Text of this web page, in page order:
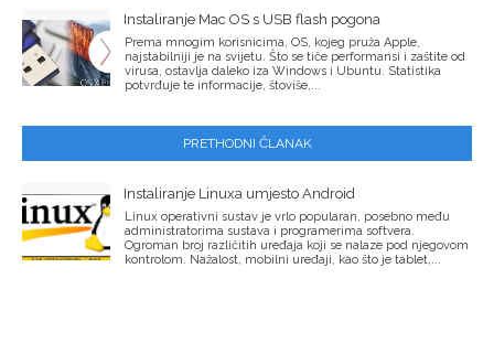
Instaliranje Mac OS s USB flash pogona
Prema mnogim korisnicima, OS, kojeg pruža Apple,
najstabilniji je na svijetu. Što se tiče performansi i zaštite od
virusa, ostavlja daleko iza Windows i Ubuntu. Statistika
potvrđuje te informacije, štoviše,...
PRETHODNI ČLANAK
Instaliranje Linuxa umjesto Android
Linux operativni sustav je vrlo popularan, posebno među
administratorima sustava i programerima softvera.
Ogroman broj različitih uređaja koji se nalaze pod njegovom
kontrolom. Nažalost, mobilni uređaji, kao što je tablet,...